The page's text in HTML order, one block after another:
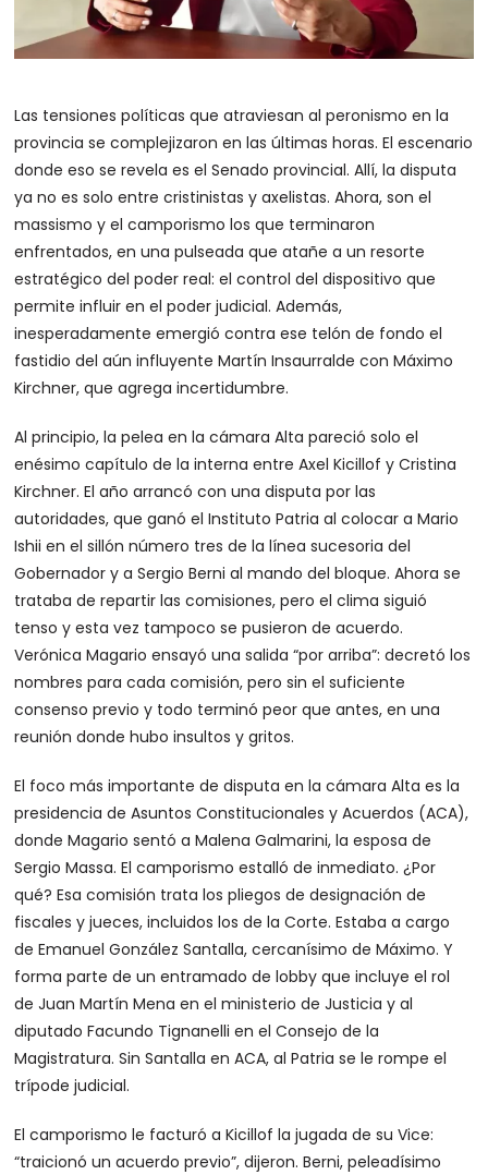
Las tensiones políticas que atraviesan al peronismo en la
provincia se complejizaron en las últimas horas. El escenario
donde eso se revela es el Senado provincial. Allí, la disputa
ya no es solo entre cristinistas y axelistas. Ahora, son el
massismo y el camporismo los que terminaron
enfrentados, en una pulseada que atañe a un resorte
estratégico del poder real: el control del dispositivo que
permite influir en el poder judicial. Además,
inesperadamente emergió contra ese telón de fondo el
fastidio del aún influyente Martín Insaurralde con Máximo
Kirchner, que agrega incertidumbre.
Al principio, la pelea en la cámara Alta pareció solo el
enésimo capítulo de la interna entre Axel Kicillof y Cristina
Kirchner. El año arrancó con una disputa por las
autoridades, que ganó el Instituto Patria al colocar a Mario
Ishii en el sillón número tres de la línea sucesoria del
Gobernador y a Sergio Berni al mando del bloque. Ahora se
trataba de repartir las comisiones, pero el clima siguió
tenso y esta vez tampoco se pusieron de acuerdo.
Verónica Magario ensayó una salida “por arriba”: decretó los
nombres para cada comisión, pero sin el suficiente
consenso previo y todo terminó peor que antes, en una
reunión donde hubo insultos y gritos.
El foco más importante de disputa en la cámara Alta es la
presidencia de Asuntos Constitucionales y Acuerdos (ACA),
donde Magario sentó a Malena Galmarini, la esposa de
Sergio Massa. El camporismo estalló de inmediato. ¿Por
qué? Esa comisión trata los pliegos de designación de
fiscales y jueces, incluidos los de la Corte. Estaba a cargo
de Emanuel González Santalla, cercanísimo de Máximo. Y
forma parte de un entramado de lobby que incluye el rol
de Juan Martín Mena en el ministerio de Justicia y al
diputado Facundo Tignanelli en el Consejo de la
Magistratura. Sin Santalla en ACA, al Patria se le rompe el
trípode judicial.
El camporismo le facturó a Kicillof la jugada de su Vice:
“traicionó un acuerdo previo”, dijeron. Berni, peleadísimo